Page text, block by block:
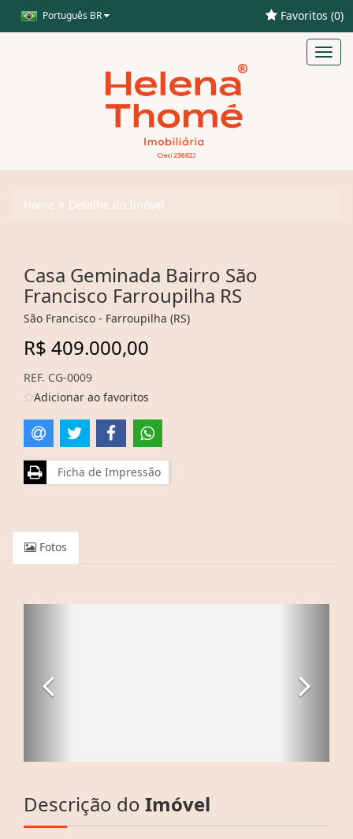
Português BR Favoritos (0)
Home Detalhe do Imóvel
Casa Geminada Bairro São
Francisco Farroupilha RS
São Francisco - Farroupilha (RS)
R$ 409.000,00
REF. CG-0009
Adicionar ao favoritos
Ficha de Impressão
Fotos
Descrição do Imóvel